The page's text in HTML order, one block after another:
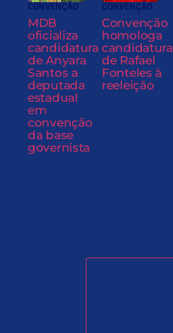
CONVENÇÃO
MDB
oficializa
candidatura
de Anyara
Santos a
deputada
estadual
em
convenção
da base
governista
CONVENÇÃO
Convenção
homologa
candidatura
de Rafael
Fonteles à
reeleição